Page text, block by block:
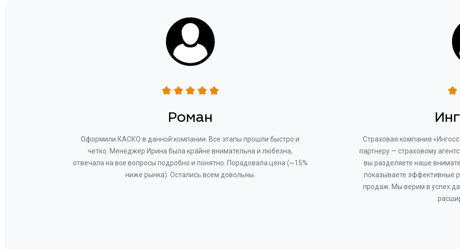
Роман
Оформили КАСКО в данной компании. Все этапы прошли быстро и
четко. Менеджер Ирина была крайне внимательна и любезна,
отвечала на все вопросы подробно и понятно. Порадовала цена (~15%
ниже рынка). Остались всем довольны.
Страховая компания
партнеру — страховому
вы разделяете наше
показываете эффективные
продаж. Мы верим в успех